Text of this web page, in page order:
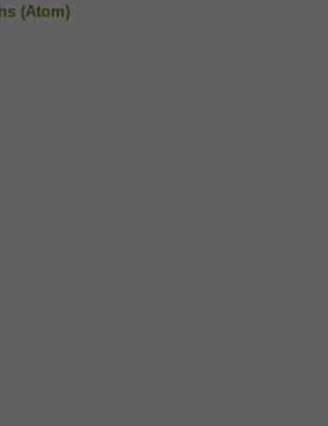
(Atom)